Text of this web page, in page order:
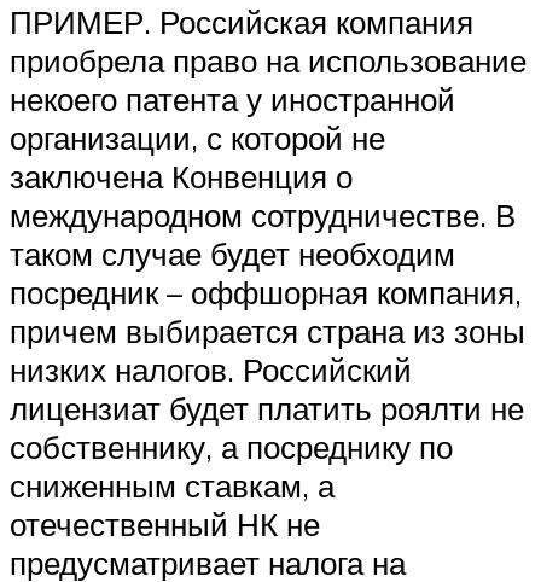
ПРИМЕР. Российская компания
приобрела право на использование
некоего патента у иностранной
организации, с которой не
заключена Конвенция о
международном сотрудничестве. В
таком случае будет необходим
посредник – оффшорная компания,
причем выбирается страна из зоны
низких налогов. Российский
лицензиат будет платить роялти не
собственнику, а посреднику по
сниженным ставкам, а
отечественный НК не
предусматривает налога на